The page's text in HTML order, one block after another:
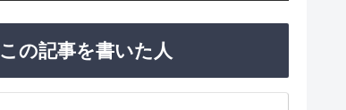
この記事を書いた人